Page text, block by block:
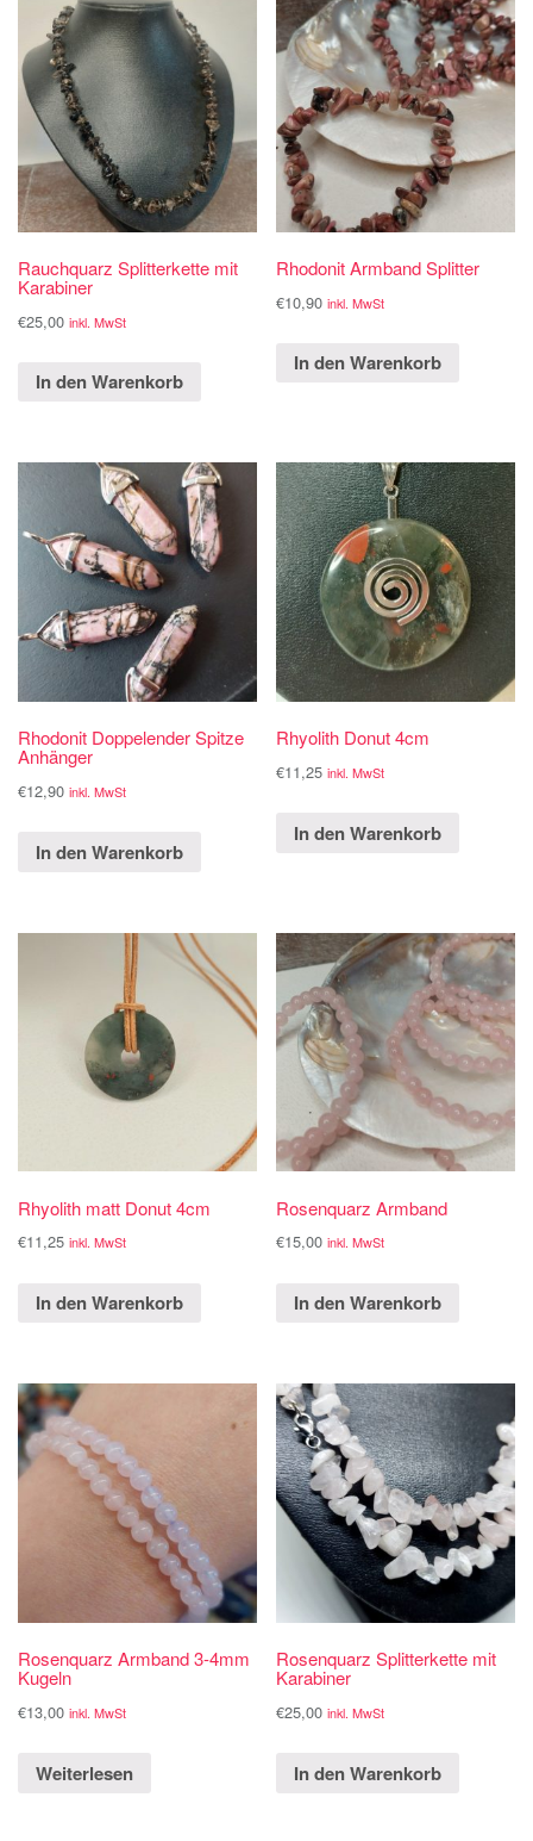
Rauchquarz Splitterkette mit
Karabiner
€25,00 inkl. MwSt
In den Warenkorb
Rhodonit Armband Splitter
€10,90 inkl. MwSt
In den Warenkorb
Rhodonit Doppelender Spitze
Anhänger
€12,90 inkl. MwSt
In den Warenkorb
Rhyolith Donut 4cm
€11,25 inkl. MwSt
In den Warenkorb
Rhyolith matt Donut 4cm
€11,25 inkl. MwSt
In den Warenkorb
Rosenquarz Armband
€15,00 inkl. MwSt
In den Warenkorb
Rosenquarz Armband 3-4mm
Kugeln
€13,00 inkl. MwSt
Weiterlesen
Rosenquarz Splitterkette mit
Karabiner
€25,00 inkl. MwSt
In den Warenkorb